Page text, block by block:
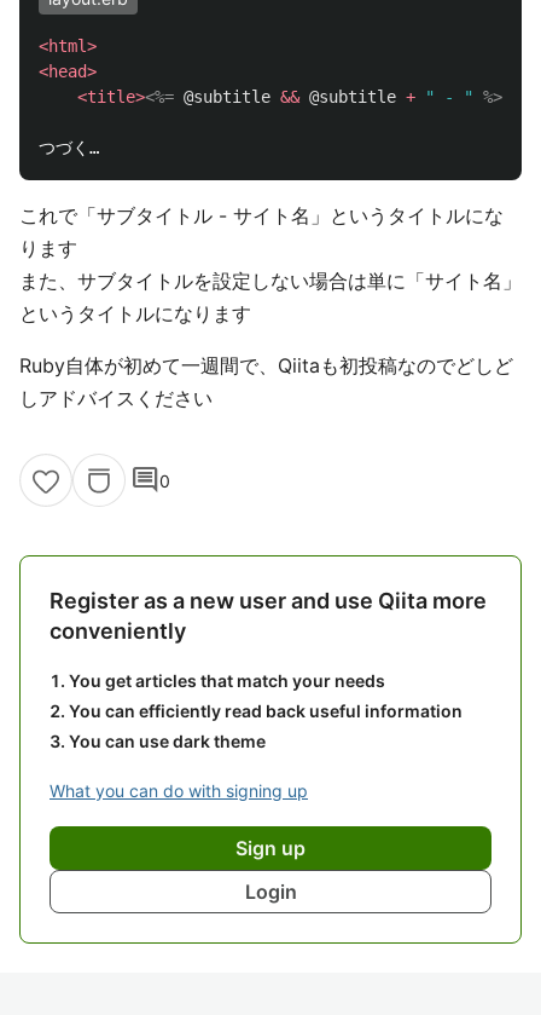
<html>
<head>
<title><%= @subtitle && @subtitle + " - " %>
これで「サブタイトル - サイト名」というタイトルにな
ります
また、サブタイトルを設定しない場合は単に「サイト名」
というタイトルになります
Ruby自体が初めて一週間で、Qiitaも初投稿なのでどしど
しアドバイスください
comment0
Register as a new user and use Qiita more
conveniently
You get articles that match your needs
You can efficiently read back useful information
You can use dark theme
What you can do with signing up
Sign up
Login